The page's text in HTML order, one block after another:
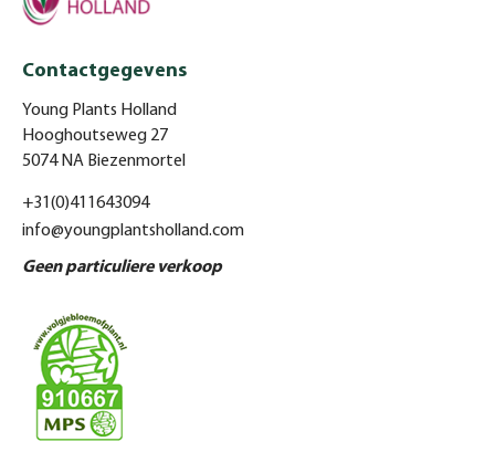
Contactgegevens
Young Plants Holland
Hooghoutseweg 27
5074 NA Biezenmortel
+31(0)411643094
info@youngplantsholland.com
Geen particuliere verkoop